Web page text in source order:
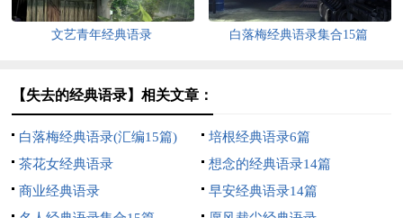
文艺青年经典语录 白落梅经典语录集合15篇
【失去的经典语录】相关文章：
白落梅经典语录(汇编15篇)
培根经典语录6篇
茶花女经典语录
想念的经典语录14篇
商业经典语录
早安经典语录14篇